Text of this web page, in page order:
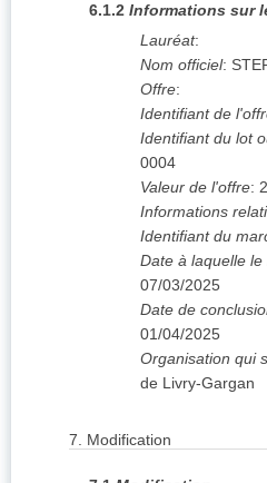
6.1.2 Informations sur
Lauréat:
Nom officiel:
Offre:
Identifiant de
Identifiant du lot
0004
Valeur de l'offre:
Informations
Identifiant du
Date à laquelle
07/03/2025
Date de
01/04/2025
Organisation qui
de Livry-Gargan
7. Modification